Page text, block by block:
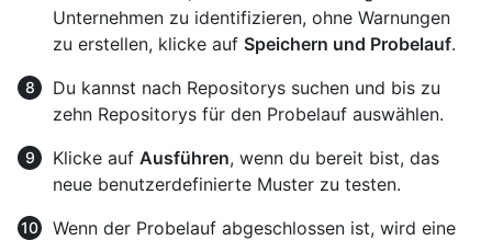
Unternehmen zu identifizieren, ohne Warnungen
zu erstellen, klicke auf Speichern und Probelauf.
Du kannst nach Repositorys suchen und bis zu
zehn Repositorys für den Probelauf auswählen.
Klicke auf Ausführen, wenn du bereit bist, das
neue benutzerdefinierte Muster zu testen.
Wenn der Probelauf abgeschlossen ist, wird eine